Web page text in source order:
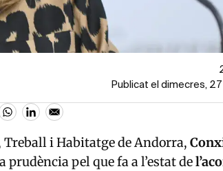
Publicat el dimecres,
Treball i Habitatge deAndorra,
prudència pel que fa a l’estat de